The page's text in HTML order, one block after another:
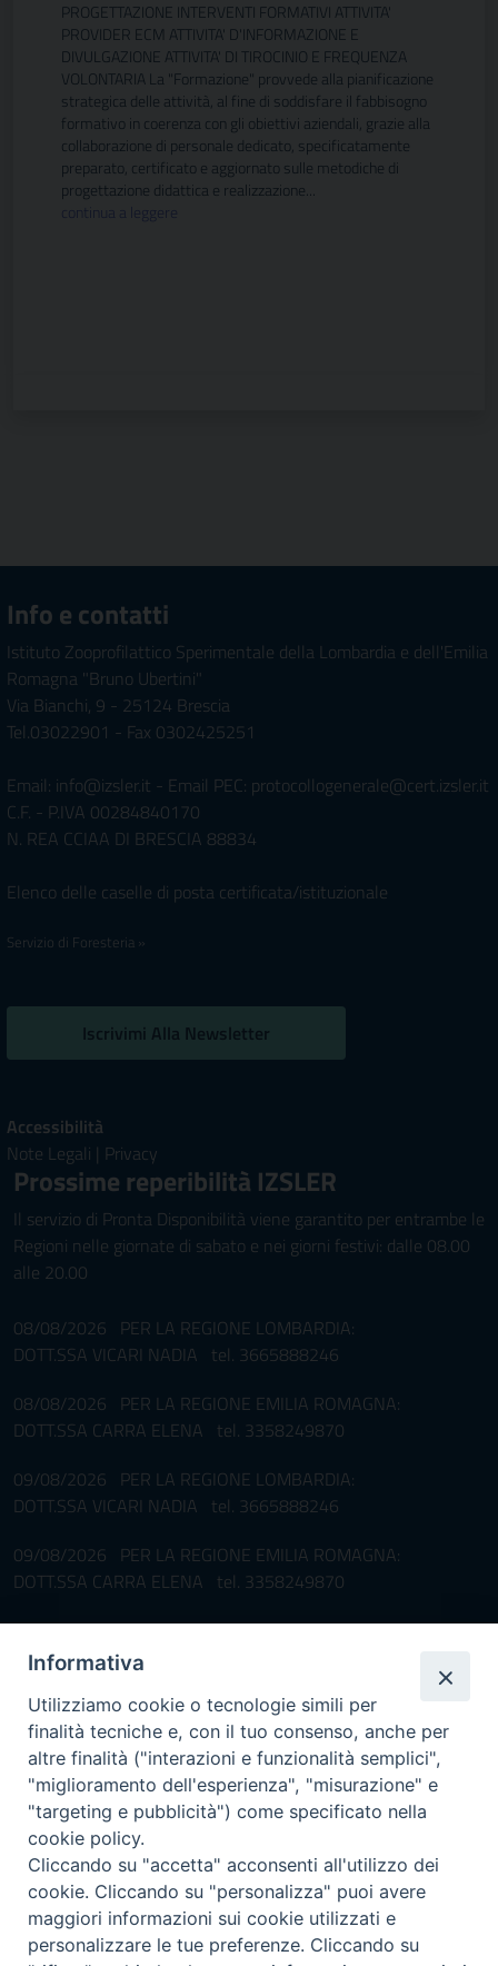
PROGETTAZIONE INTERVENTI FORMATIVI ATTIVITA'
PROVIDER ECM ATTIVITA' D'INFORMAZIONE E
DIVULGAZIONE ATTIVITA' DI TIROCINIO E FREQUENZA
VOLONTARIA La "Formazione" provvede alla pianificazione
strategica delle attività, al fine di soddisfare il fabbisogno
formativo in coerenza con gli obiettivi aziendali, grazie alla
collaborazione di personale dedicato, specificatamente
preparato, certificato e aggiornato sulle metodiche di
progettazione didattica e realizzazione...
continua a leggere
Info e contatti
Istituto Zooprofilattico Sperimentale della Lombardia e dell'Emilia
Romagna "Bruno Ubertini"
Via Bianchi, 9 - 25124 Brescia
Tel.03022901 - Fax 0302425251
Email: info@izsler.it - Email PEC: protocollogenerale@cert.izsler.it
C.F. - P.IVA 00284840170
N. REA CCIAA DI BRESCIA 88834
Elenco delle caselle di posta certificata/istituzionale
Servizio di Foresteria »
Iscrivimi Alla Newsletter
Accessibilità
Note Legali | Privacy
Prossime reperibilità IZSLER
Il servizio di Pronta Disponibilità viene garantito per entrambe le
Regioni nelle giornate di sabato e nei giorni festivi: dalle 08.00
alle 20.00
08/08/2026 PER LA REGIONE LOMBARDIA:
DOTT.SSA VICARI NADIA tel. 3665888246
08/08/2026 PER LA REGIONE EMILIA ROMAGNA:
DOTT.SSA CARRA ELENA tel. 3358249870
09/08/2026 PER LA REGIONE LOMBARDIA:
DOTT.SSA VICARI NADIA tel. 3665888246
09/08/2026 PER LA REGIONE EMILIA ROMAGNA:
DOTT.SSA CARRA ELENA tel. 3358249870
Il servizio di Pronta Disponibilità viene garantito per entrambe le
Regioni nelle giornate di sabato e nei giorni festivi: dalle 08.00
alle 20.00
Accompagnare il campione con la scheda di segnalazione caso
(Link alla Circolare)e la relativa modulistica
Per l'Emilia-Romagna :
Per la Lombardia :Link al Mod.Accompagnamento
08/08/2026 PER LA REGIONE LOMBARDIA:
Informativa
Utilizziamo cookie o tecnologie simili per
finalità tecniche e, con il tuo consenso, anche per
altre finalità ("interazioni e funzionalità semplici",
"miglioramento dell'esperienza", "misurazione" e
"targeting e pubblicità") come specificato nella
cookie policy.
Cliccando su "accetta" acconsenti all'utilizzo dei
cookie. Cliccando su "personalizza" puoi avere
maggiori informazioni sui cookie utilizzati e
personalizzare le tue preferenze. Cliccando su